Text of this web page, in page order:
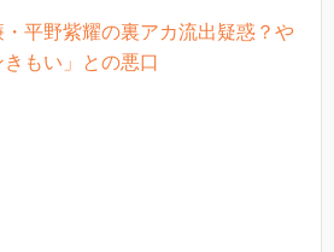
・平野紫耀の裏アカ流出疑惑？や
もい」との悪口